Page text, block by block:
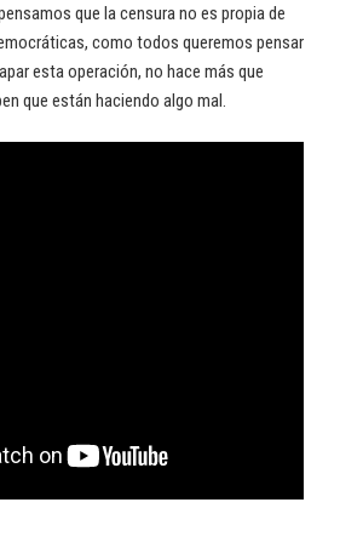
que la censura no es propia de
como todos queremos pensar
esta operación, no hace más que
que están haciendo algo mal.